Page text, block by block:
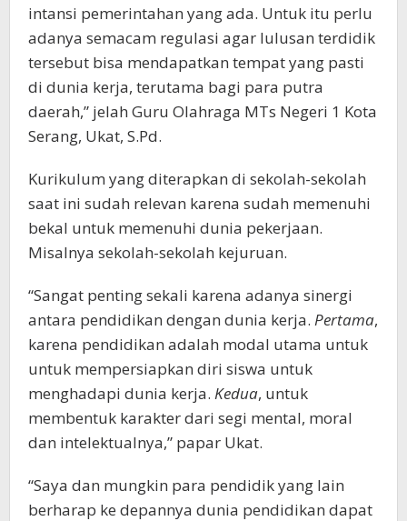
intansi pemerintahan yang ada. Untuk itu perlu
adanya semacam regulasi agar lulusan terdidik
tersebut bisa mendapatkan tempat yang pasti
di dunia kerja, terutama bagi para putra
daerah,” jelah Guru Olahraga MTs Negeri 1 Kota
Serang, Ukat, S.Pd.
Kurikulum yang diterapkan di sekolah-sekolah
saat ini sudah relevan karena sudah memenuhi
bekal untuk memenuhi dunia pekerjaan.
Misalnya sekolah-sekolah kejuruan.
“Sangat penting sekali karena adanya sinergi
antara pendidikan dengan dunia kerja. Pertama,
karena pendidikan adalah modal utama untuk
untuk mempersiapkan diri siswa untuk
menghadapi dunia kerja. Kedua, untuk
membentuk karakter dari segi mental, moral
dan intelektualnya,” papar Ukat.
“Saya dan mungkin para pendidik yang lain
berharap ke depannya dunia pendidikan dapat